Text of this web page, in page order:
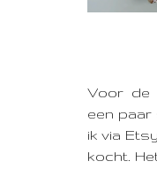
Voor de
een
ik via
kocht.